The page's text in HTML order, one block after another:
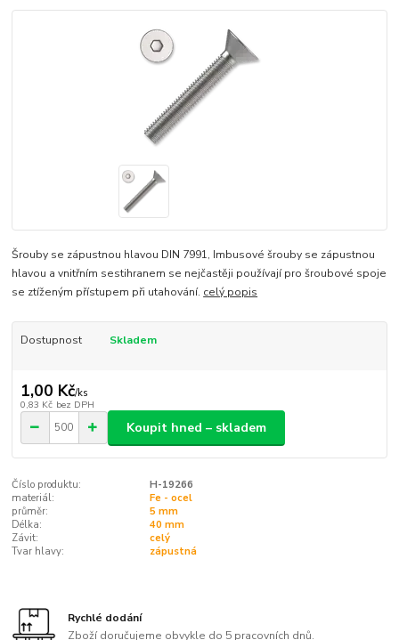
Šrouby se zápustnou hlavou DIN 7991, Imbusové šrouby se zápustnou
hlavou a vnitřním sestihranem se nejčastěji používají pro šroubové spoje
se ztíženým přístupem při utahování. celý popis
Dostupnost Skladem
1,00 Kč/ks
0,83 Kč bez DPH
Koupit hned – skladem
Číslo produktu:
H-19266
materiál:
Fe - ocel
průměr:
5 mm
Délka:
40 mm
Závit:
celý
Tvar hlavy:
zápustná
Rychlé dodání
Zboží doručujeme obvykle do 5 pracovních dnů.